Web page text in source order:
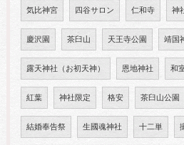
気比神宮 四谷サロン 仁和寺 神
慶沢園 茶臼山 天王寺公園 靖国
露天神社（お初天神） 恩地神社 和
紅葉 神社限定 格安 茶臼山公園
結婚奉告祭 生國魂神社 十二単